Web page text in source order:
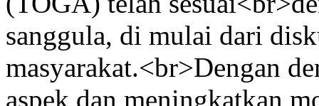
sanggula, di mulai dari
masyarakat.<br>Dengan
aspek dan meningkatkan